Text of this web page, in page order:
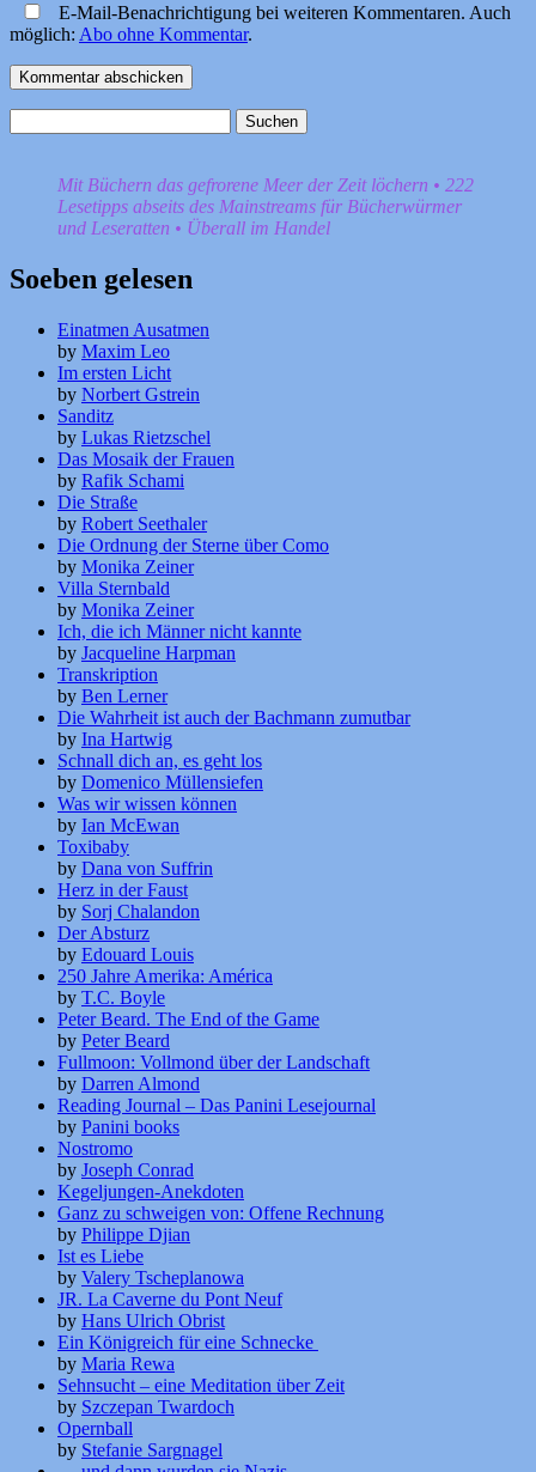
E-Mail-Benachrichtigung bei weiteren Kommentaren. Auch
möglich: Abo ohne Kommentar.
nach:
Mit Büchern das gefrorene Meer der Zeit löchern • 222
Lesetipps abseits des Mainstreams für Bücherwürmer
und Leseratten • Überall im Handel
Soeben gelesen
Einatmen Ausatmen
by Maxim Leo
Im ersten Licht
by Norbert Gstrein
Sanditz
by Lukas Rietzschel
Das Mosaik der Frauen
by Rafik Schami
Die Straße
by Robert Seethaler
Die Ordnung der Sterne über Como
by Monika Zeiner
Villa Sternbald
by Monika Zeiner
Ich, die ich Männer nicht kannte
by Jacqueline Harpman
Transkription
by Ben Lerner
Die Wahrheit ist auch der Bachmann zumutbar
by Ina Hartwig
Schnall dich an, es geht los
by Domenico Müllensiefen
Was wir wissen können
by Ian McEwan
Toxibaby
by Dana von Suffrin
Herz in der Faust
by Sorj Chalandon
Der Absturz
by Edouard Louis
250 Jahre Amerika: América
by T.C. Boyle
Peter Beard. The End of the Game
by Peter Beard
Fullmoon: Vollmond über der Landschaft
by Darren Almond
Reading Journal – Das Panini Lesejournal
by Panini books
Nostromo
by Joseph Conrad
Kegeljungen-Anekdoten
Ganz zu schweigen von: Offene Rechnung
by Philippe Djian
Ist es Liebe
by Valery Tscheplanowa
JR. La Caverne du Pont Neuf
by Hans Ulrich Obrist
Ein Königreich für eine Schnecke
by Maria Rewa
Sehnsucht – eine Meditation über Zeit
by Szczepan Twardoch
Opernball
by Stefanie Sargnagel